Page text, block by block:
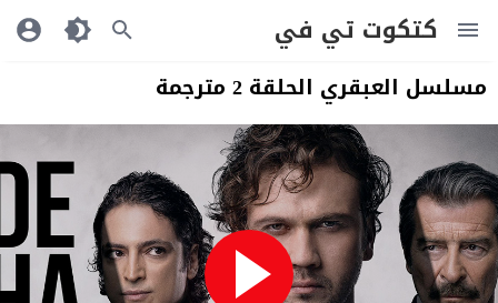
كتكوت تي في
مسلسل العبقري الحلقة 2 مترجمة